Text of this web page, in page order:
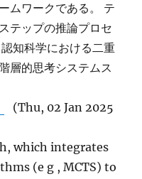
ムワークである。 テ
テップの推論プロセ
知科学における二重
層的思考システムス
(Thu, 02 Jan 2025
which integrates
(e g , MCTS) to